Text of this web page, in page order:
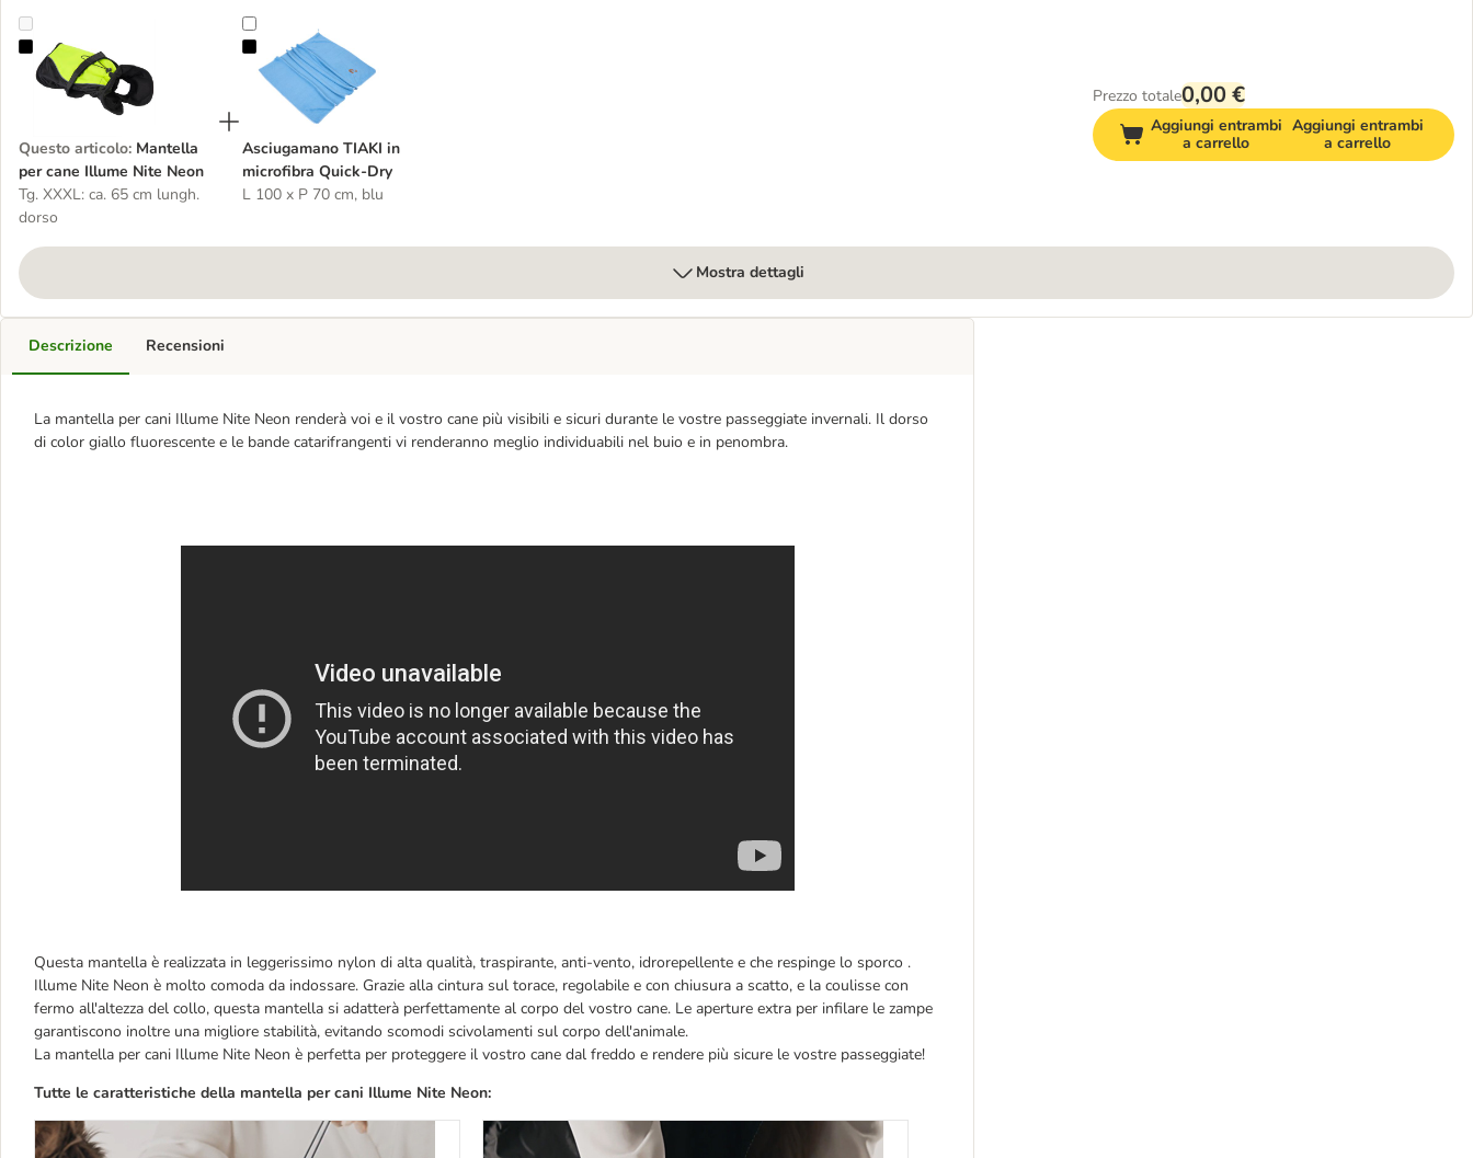
Mantella per cane Illume Nite Neon
Questo articolo: Mantella
per cane Illume Nite Neon
Tg. XXXL: ca. 65 cm lungh.
dorso
Asciugamano TIAKI in microfibra Quick-Dry
Asciugamano TIAKI in
microfibra Quick-Dry
L 100 x P 70 cm, blu
Prezzo totale0,00 €
Aggiungi entrambi
a carrello
Aggiungi entrambi
a carrello
Mostra dettagli
Descrizione
La mantella per cani Illume Nite Neon renderà voi e il vostro cane più visibili e sicuri durante le vostre passeggiate invernali. Il dorso
di color giallo fluorescente e le bande catarifrangenti vi renderanno meglio individuabili nel buio e in penombra.
Questa mantella è realizzata in leggerissimo nylon di alta qualità, traspirante, anti-vento, idrorepellente e che respinge lo sporco .
Illume Nite Neon è molto comoda da indossare. Grazie alla cintura sul torace, regolabile e con chiusura a scatto, e la coulisse con
fermo all'altezza del collo, questa mantella si adatterà perfettamente al corpo del vostro cane. Le aperture extra per infilare le zampe
garantiscono inoltre una migliore stabilità, evitando scomodi scivolamenti sul corpo dell'animale.
La mantella per cani Illume Nite Neon è perfetta per proteggere il vostro cane dal freddo e rendere più sicure le vostre passeggiate!
Tutte le caratteristiche della mantella per cani Illume Nite Neon:
Recensioni